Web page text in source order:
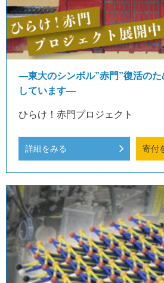
―東大のシンボル”赤門”復活の
しています―
ひらけ！赤門プロジェクト
詳細をみる 寄付